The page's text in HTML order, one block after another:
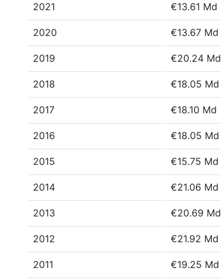
2021 €13.61 Md
2020 €13.67 Md
2019 €20.24 Md
2018 €18.05 Md
2017 €18.10 Md
2016 €18.05 Md
2015 €15.75 Md
2014 €21.06 Md
2013 €20.69 Md
2012 €21.92 Md
2011 €19.25 Md